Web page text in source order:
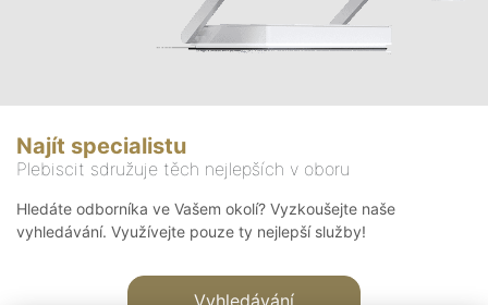
Najít specialistu
Plebiscit sdružuje těch nejlepších v oboru
Hledáte odborníka ve Vašem okolí? Vyzkoušejte naše
vyhledávání. Využívejte pouze ty nejlepší služby!